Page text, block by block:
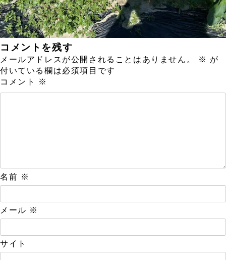
コメントを残す
メールアドレスが公開されることはありません。 ※ が
付いている欄は必須項目です
コメント
※
名前 ※
メール ※
サイト